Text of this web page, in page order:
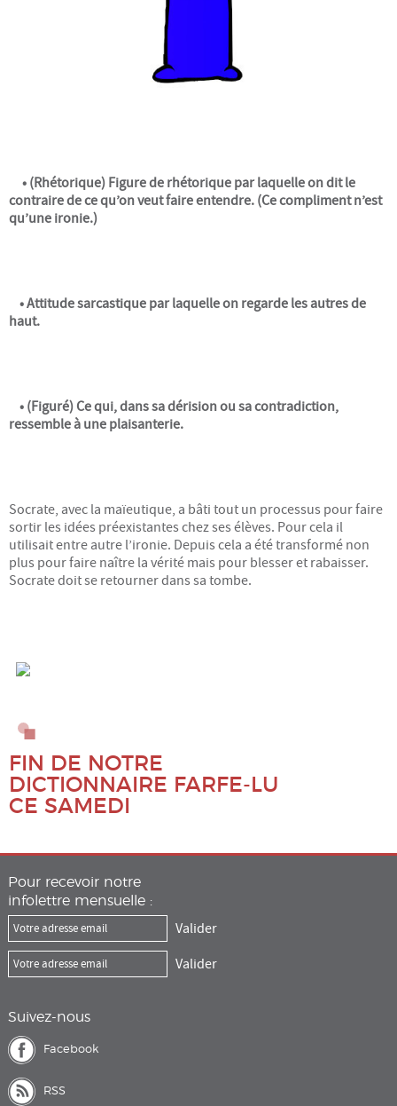
Ateliers sciences humaines et plus...
Autres ressources
• (Rhétorique) Figure de rhétorique par laquelle on dit le
contraire de ce qu’on veut faire entendre. (Ce compliment n’est
qu’une ironie.)
• Attitude sarcastique par laquelle on regarde les autres de
haut.
• (Figuré) Ce qui, dans sa dérision ou sa contradiction,
ressemble à une plaisanterie.
Socrate, avec la maïeutique, a bâti tout un processus pour faire
sortir les idées préexistantes chez ses élèves. Pour cela il
utilisait entre autre l’ironie. Depuis cela a été transformé non
plus pour faire naître la vérité mais pour blesser et rabaisser.
Socrate doit se retourner dans sa tombe.
FIN DE NOTRE
DICTIONNAIRE FARFE-LU
CE SAMEDI
Pour recevoir notre
infolettre mensuelle :
Suivez-nous
Facebook
RSS